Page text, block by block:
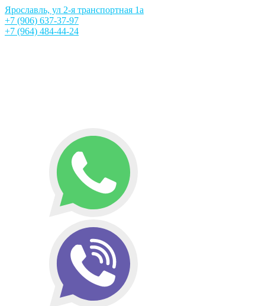
Ярославль, ул 2-я транспортная 1а
+7 (906) 637-37-97
+7 (964) 484-44-24